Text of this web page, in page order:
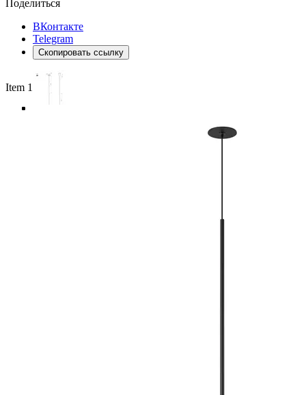
Поделиться
ВКонтакте
Telegram
Скопировать ссылку
Item 1 of 4